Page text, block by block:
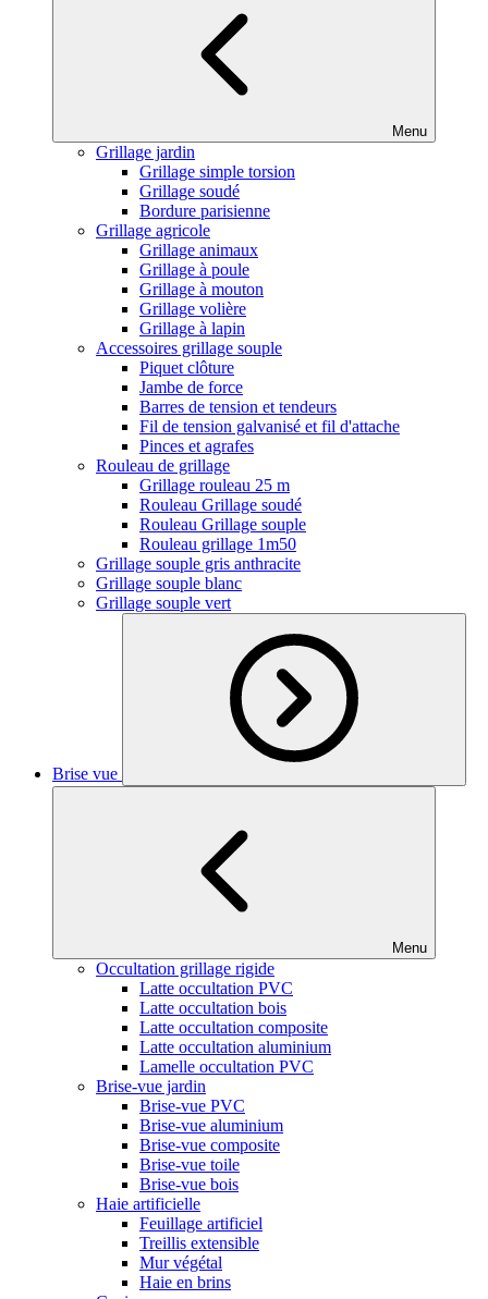
Menu
Grillage jardin
Grillage simple torsion
Grillage soudé
Bordure parisienne
Grillage agricole
Grillage animaux
Grillage à poule
Grillage à mouton
Grillage volière
Grillage à lapin
Accessoires grillage souple
Piquet clôture
Jambe de force
Barres de tension et tendeurs
Fil de tension galvanisé et fil d'attache
Pinces et agrafes
Rouleau de grillage
Grillage rouleau 25 m
Rouleau Grillage soudé
Rouleau Grillage souple
Rouleau grillage 1m50
Grillage souple gris anthracite
Grillage souple blanc
Grillage souple vert
Brise vue
Menu
Occultation grillage rigide
Latte occultation PVC
Latte occultation bois
Latte occultation composite
Latte occultation aluminium
Lamelle occultation PVC
Brise-vue jardin
Brise-vue PVC
Brise-vue aluminium
Brise-vue composite
Brise-vue toile
Brise-vue bois
Haie artificielle
Feuillage artificiel
Treillis extensible
Mur végétal
Haie en brins